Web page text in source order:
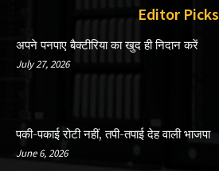
Editor Picks
अपने पनपाए बैक्टीरिया का खुद ही निदान करें
July 27, 2026
पकी-पकाई रोटी नहीं, तपी-तपाई देह वाली भाजपा
June 6, 2026